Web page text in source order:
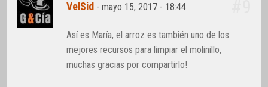
VelSid -mayo 15, 2017 - 18:44
Así es María, el arroz es también uno de los
mejores recursos para limpiar el molinillo,
muchas gracias por compartirlo!